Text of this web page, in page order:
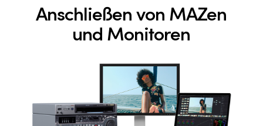
Portugal
Spain
Anschließen von MAZen
und Monitoren